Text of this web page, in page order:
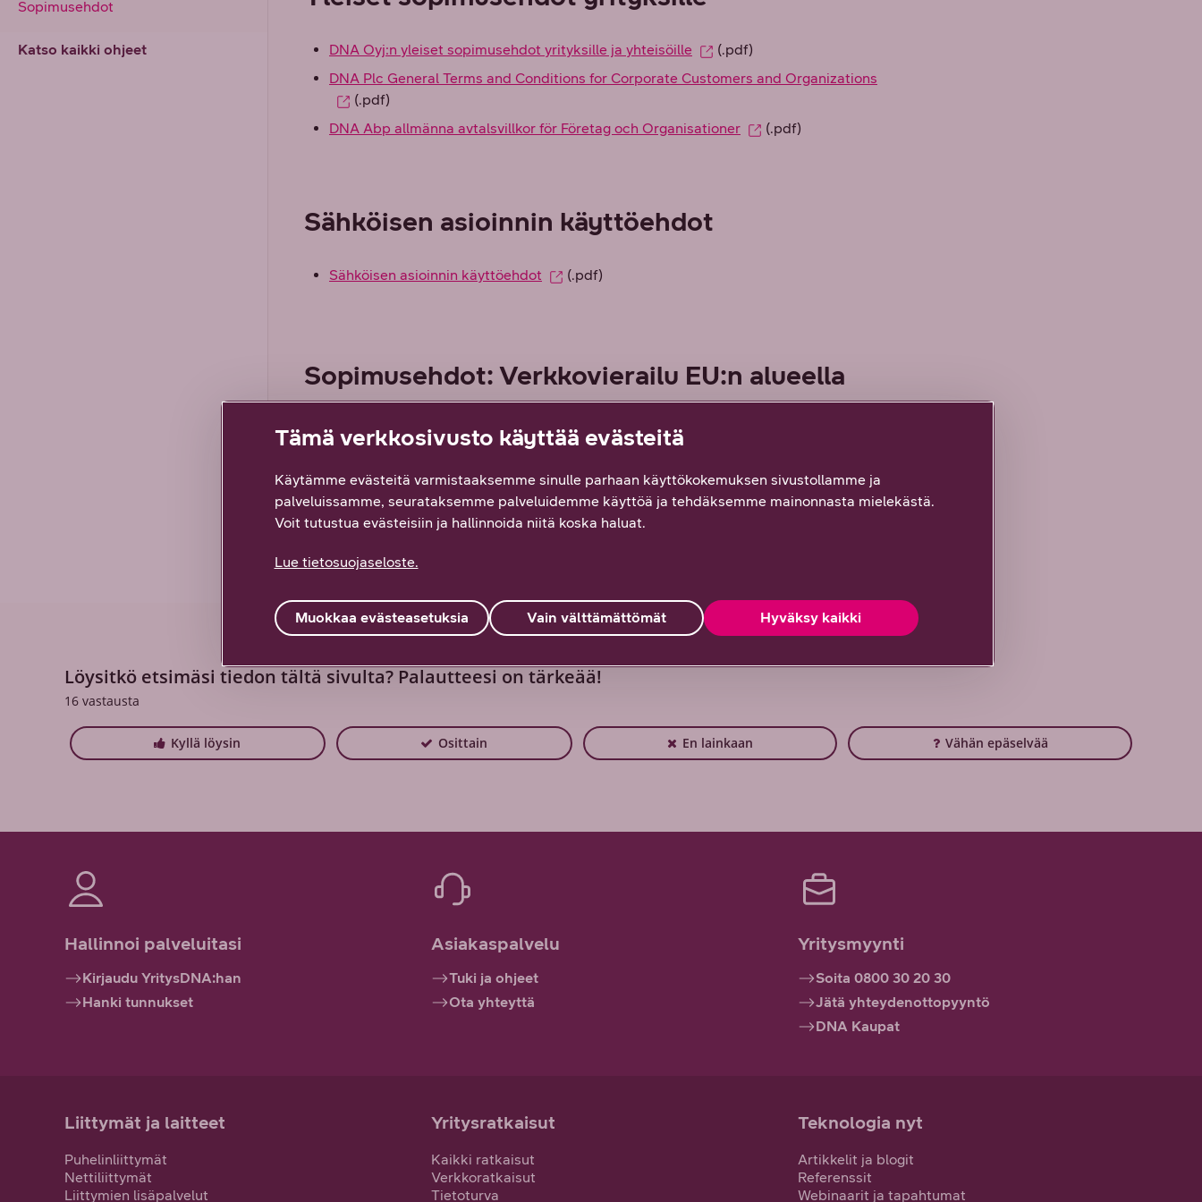
Sopimusehdot
Katso kaikki ohjeet DNA Oyj:n yleiset sopimusehdot yrityksille ja yhteisöille
(.pdf)
DNA Plc General Terms and Conditions for Corporate Customers and Organizations
(.pdf)
DNA Abp allmänna avtalsvillkor för Företag och Organisationer
(.pdf)
Sähköisen asioinnin käyttöehdot
Sähköisen asioinnin käyttöehdot (.pdf)
Sopimusehdot: Verkkovierailu EU:n alueella
DNA Yritysliittymien verkkovierailuhinnat EU:n alueella
Yrityksille myytävien DNA:n kuluttajaliittymien verkkovierailuhinnat EU:n alueella
Löysitkö etsimäsi tiedon tältä sivulta? Palautteesi on tärkeää!
16 vastausta
Kyllä löysin Osittain En lainkaan Vähän epäselvää
Hallinnoi palveluitasi
Kirjaudu YritysDNA:han
Hanki tunnukset
Asiakaspalvelu
Tuki ja ohjeet
Ota yhteyttä
Yritysmyynti
Soita 0800 30 20 30
Jätä yhteydenottopyyntö
DNA Kaupat
Liittymät ja laitteet
Puhelinliittymät
Nettiliittymät
Liittymien lisäpalvelut
Yritysratkaisut
Kaikki ratkaisut
Verkkoratkaisut
Tietoturva
Teknologia nyt
Artikkelit ja blogit
Referenssit
Webinaarit ja tapahtumat
Tämä verkkosivusto käyttää evästeitä
Käytämme evästeitä varmistaaksemme sinulle parhaan käyttökokemuksen sivustollamme ja
palveluissamme, seurataksemme palveluidemme käyttöä ja tehdäksemme mainonnasta mielekästä.
Voit tutustua evästeisiin ja hallinnoida niitä koska haluat.
Lue tietosuojaseloste.
Vain välttämättömät Hyväksy kaikki
Muokkaa evästeasetuksia